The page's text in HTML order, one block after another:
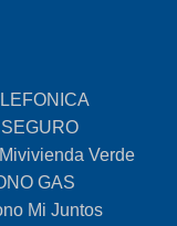
Verde
GAS
Mi Juntos